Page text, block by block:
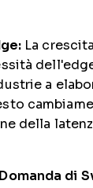
La
a
della
di